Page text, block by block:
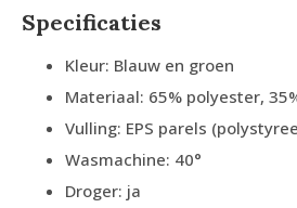
Specificaties
Kleur: Blauw en groen
Materiaal: 65% polyester,
Vulling: EPS parels
Wasmachine: 40°
Droger: ja